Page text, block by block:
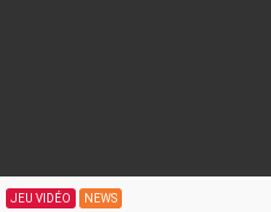
JEU VIDÉO NEWS